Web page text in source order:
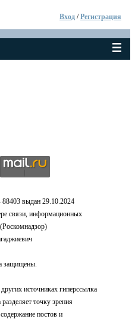
Вход /Регистрация
выдан 29.10.2024
связи, информационных
защищены.
источниках гиперссылка
разделяет точку зрения
постов и